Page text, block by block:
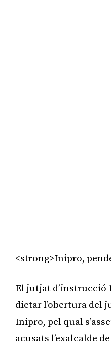
<strong>Inipro,
El jutjat d’instrucció
dictar l’obertura del
Inipro, pel qual
acusats l’exalcalde